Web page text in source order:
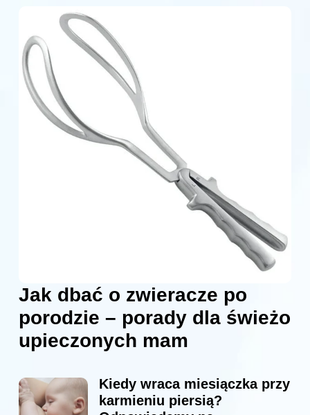
Jak dbać o zwieracze po
porodzie – porady dla świeżo
upieczonych mam
Kiedy wraca miesiączka przy
karmieniu piersią?